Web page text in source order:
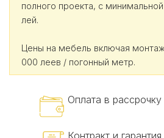
полного проекта, с
лей.
Цены на мебель включая монтаж
000 леев / погонный метр.
Оплата в
Контракт и